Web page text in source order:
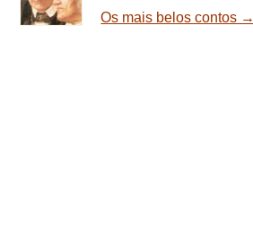
ele jamais tiveOs mais belos contos →